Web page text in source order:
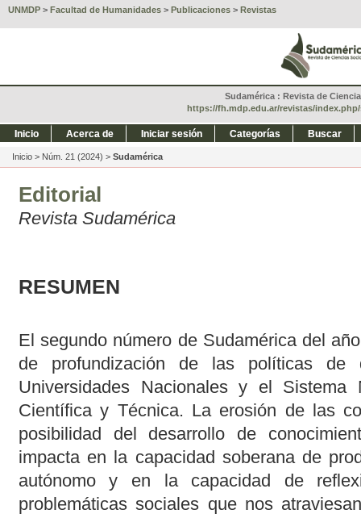
UNMDP > Facultad de Humanidades > Publicaciones > Revistas
Sudamérica : Revista de
https://fh.mdp.edu.ar/revistas/
Inicio Acerca de Iniciar sesión Categorías Buscar
Inicio > Núm. 21 (2024) > Sudamérica
Editorial
Revista Sudamérica
RESUMEN
El segundo número de Sudamérica del
de profundización de las políticas de
Universidades Nacionales y el Sistema
Científica y Técnica. La erosión de las
posibilidad del desarrollo de
impacta en la capacidad soberana de
autónomo y en la capacidad de
problemáticas sociales que nos